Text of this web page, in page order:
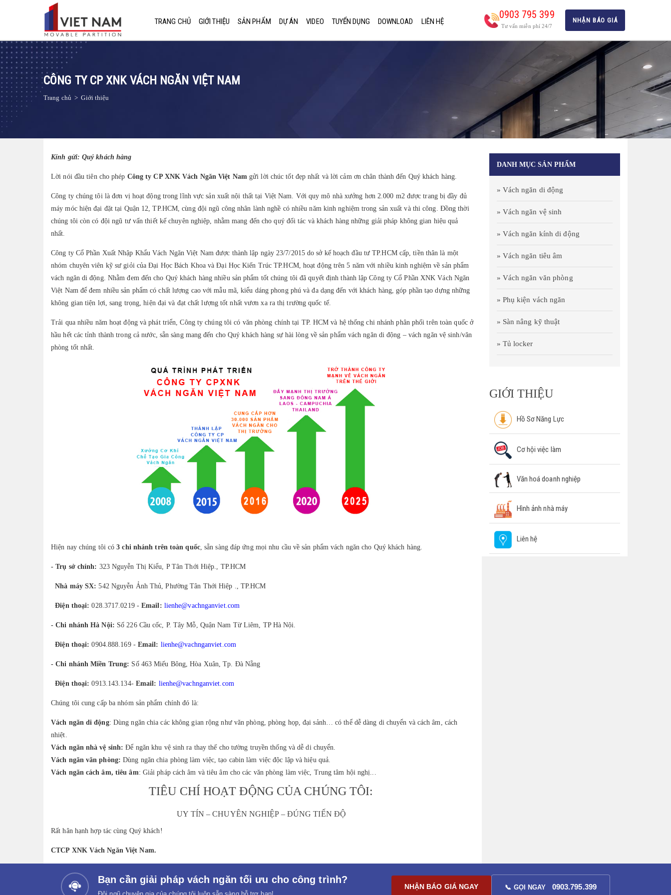
TRANG CHỦ GIỚI THIỆU SẢN PHẨM DỰ ÁN VIDEO TUYỂN DỤNG DOWNLOAD LIÊN HỆ
0903 795 399
Tư vấn miễn phí 24/7
NHẬN BÁO GIÁ
CÔNG TY CP XNK VÁCH NGĂN VIỆT NAM
Trang chủ >Giới thiệu
Kính gửi: Quý khách hàng
Lời nói đầu tiên cho phép Công ty CP XNK Vách Ngăn Việt Nam gửi lời chúc tốt đẹp nhất và lời cảm ơn chân thành đến Quý khách hàng.
Công ty chúng tôi là đơn vị hoạt động trong lĩnh vực sản xuất nội thất tại Việt Nam. Với quy mô nhà xưởng hơn 2.000 m2 được trang bị đầy đủ
máy móc hiện đại đặt tại Quận 12, TP.HCM, cùng đội ngũ công nhân lành nghề có nhiều năm kinh nghiệm trong sản xuất và thi công. Đồng thời
chúng tôi còn có đội ngũ tư vấn thiết kế chuyên nghiệp, nhằm mang đến cho quý đối tác và khách hàng những giải pháp không gian hiệu quả
nhất.
Công ty Cổ Phần Xuất Nhập Khẩu Vách Ngăn Việt Nam được thành lập ngày 23/7/2015 do sở kế hoạch đầu tư TP.HCM cấp, tiền thân là một
nhóm chuyên viên kỹ sư giỏi của Đại Học Bách Khoa và Đại Học Kiến Trúc TP.HCM, hoạt động trên 5 năm với nhiều kinh nghiệm về sản phẩm
vách ngăn di động. Nhằm đem đến cho Quý khách hàng nhiều sản phẩm tốt chúng tôi đã quyết định thành lập Công ty Cổ Phần XNK Vách Ngăn
Việt Nam để đem nhiều sản phẩm có chất lượng cao với mẫu mã, kiểu dáng phong phú và đa dạng đến với khách hàng, góp phần tạo dựng những
không gian tiện lợi, sang trọng, hiện đại và đạt chất lượng tốt nhất vươn xa ra thị trường quốc tế.
Trải qua nhiều năm hoạt động và phát triển, Công ty chúng tôi có văn phòng chính tại TP. HCM và hệ thống chi nhánh phân phối trên toàn quốc ở
hầu hết các tỉnh thành trong cả nước, sẵn sàng mang đến cho Quý khách hàng sự hài lòng về sản phẩm vách ngăn di động – vách ngăn vệ sinh/văn
phòng tốt nhất.
Hiện nay chúng tôi có3 chi nhánh trên toàn quốc, sẵn sàng đáp ứng mọi nhu cầu về sản phẩm vách ngăn cho Quý khách hàng.
- Trụ sở chính: 323 Nguyễn Thị Kiểu, P Tân Thới Hiệp., TP.HCM
Nhà máy SX: 542 Nguyễn Ảnh Thủ, Phường Tân Thới Hiệp ., TP.HCM
Điện thoại: 028.3717.0219 -Email: lienhe@vachnganviet.com
- Chi nhánh Hà Nội: Số 226 Cầu cốc, P. Tây Mỗ, Quận Nam Từ Liêm, TP Hà Nội.
Điện thoại: 0904.888.169 - Email: lienhe@vachnganviet.com
- Chi nhánh Miền Trung: Số 463 Miếu Bông, Hòa Xuân, Tp. Đà Nẵng
Điện thoại: 0913.143.134- Email: lienhe@vachnganviet.com
Chúng tôi cung cấp ba nhóm sản phẩm chính đó là:
Vách ngăn di động: Dùng ngăn chia các không gian rộng như văn phòng, phòng họp, đại sảnh… có thể dễ dàng di chuyển và cách âm, cách
nhiệt.
Vách ngăn nhà vệ sinh: Để ngăn khu vệ sinh ra thay thế cho tường truyền thống và dễ di chuyển.
Vách ngăn văn phòng: Dùng ngăn chia phòng làm việc, tạo cabin làm việc độc lập và hiệu quả.
Vách ngăn cách âm, tiêu âm: Giải pháp cách âm và tiêu âm cho các văn phòng làm việc, Trung tâm hội nghị...
TIÊU CHÍ HOẠT ĐỘNG CỦA CHÚNG TÔI:
UY TÍN – CHUYÊN NGHIỆP – ĐÚNG TIẾN ĐỘ
Rất hân hạnh hợp tác cùng Quý khách!
CTCP XNK Vách Ngăn Việt Nam.
DANH MỤC SẢN PHẨM
» Vách ngăn di động
» Vách ngăn vệ sinh
» Vách ngăn kính di động
» Vách ngăn tiêu âm
» Vách ngăn văn phòng
» Phụ kiện vách ngăn
» Sàn nâng kỹ thuật
» Tủ locker
GIỚI THIỆU
Hồ Sơ Năng Lực
Cơ hội việc làm
Văn hoá doanh nghiệp
Hình ảnh nhà máy
Liên hệ
Bạn cần giải pháp vách ngăn tối ưu cho công trình?
NHẬN BÁO GIÁ NGAY 📞 GỌI NGAY 0903.795.399